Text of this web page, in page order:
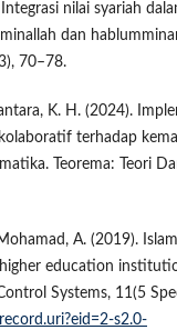
nilai syariah
dan
70–78.
K. H. (2024).
terhadap
Teorema: Teori
A. (2019).
education
Systems, 11(5
s2.0-